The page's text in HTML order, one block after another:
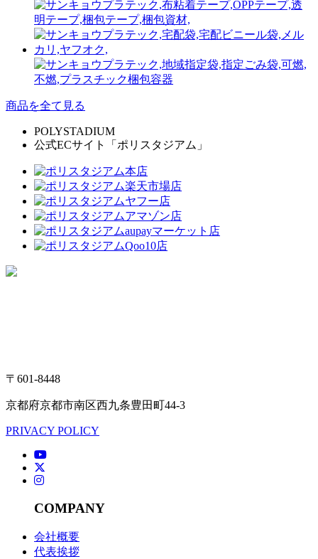
商品を全て見る
POLYSTADIUM
公式ECサイト「ポリスタジアム」
〒601-8448
京都府京都市南区西九条豊田町44-3
PRIVACY POLICY
COMPANY
会社概要
代表挨拶